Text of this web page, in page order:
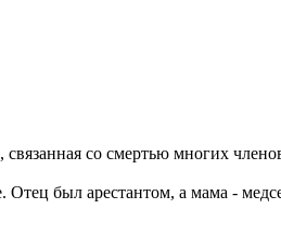
со смертью многих
был арестантом, а мама -